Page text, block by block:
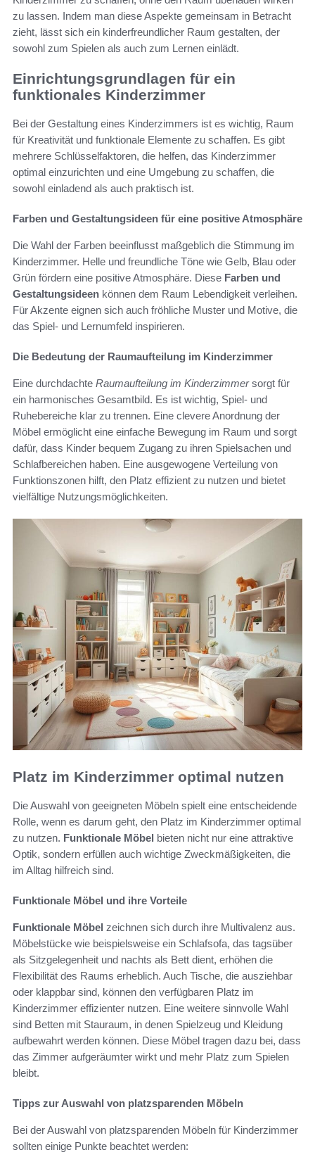
zu lassen. Indem man diese Aspekte gemeinsam in Betracht
zieht, lässt sich ein kinderfreundlicher Raum gestalten, der
sowohl zum Spielen als auch zum Lernen einlädt.
Einrichtungsgrundlagen für ein
funktionales Kinderzimmer
Bei der Gestaltung eines Kinderzimmers ist es wichtig, Raum
für Kreativität und funktionale Elemente zu schaffen. Es gibt
mehrere Schlüsselfaktoren, die helfen, das Kinderzimmer
optimal einzurichten und eine Umgebung zu schaffen, die
sowohl einladend als auch praktisch ist.
Farben und Gestaltungsideen für eine positive Atmosphäre
Die Wahl der Farben beeinflusst maßgeblich die Stimmung im
Kinderzimmer. Helle und freundliche Töne wie Gelb, Blau oder
Grün fördern eine positive Atmosphäre. Diese Farben und
Gestaltungsideen können dem Raum Lebendigkeit verleihen.
Für Akzente eignen sich auch fröhliche Muster und Motive, die
das Spiel- und Lernumfeld inspirieren.
Die Bedeutung der Raumaufteilung im Kinderzimmer
Eine durchdachte Raumaufteilung im Kinderzimmersorgt für
ein harmonisches Gesamtbild. Es ist wichtig, Spiel- und
Ruhebereiche klar zu trennen. Eine clevere Anordnung der
Möbel ermöglicht eine einfache Bewegung im Raum und sorgt
dafür, dass Kinder bequem Zugang zu ihren Spielsachen und
Schlafbereichen haben. Eine ausgewogene Verteilung von
Funktionszonen hilft, den Platz effizient zu nutzen und bietet
vielfältige Nutzungsmöglichkeiten.
Platz im Kinderzimmer optimal nutzen
Die Auswahl von geeigneten Möbeln spielt eine entscheidende
Rolle, wenn es darum geht, den Platz im Kinderzimmer optimal
zu nutzen. Funktionale Möbel bieten nicht nur eine attraktive
Optik, sondern erfüllen auch wichtige Zweckmäßigkeiten, die
im Alltag hilfreich sind.
Funktionale Möbel und ihre Vorteile
Funktionale Möbel zeichnen sich durch ihre Multivalenz aus.
Möbelstücke wie beispielsweise ein Schlafsofa, das tagsüber
als Sitzgelegenheit und nachts als Bett dient, erhöhen die
Flexibilität des Raums erheblich. Auch Tische, die ausziehbar
oder klappbar sind, können den verfügbaren Platz im
Kinderzimmer effizienter nutzen. Eine weitere sinnvolle Wahl
sind Betten mit Stauraum, in denen Spielzeug und Kleidung
aufbewahrt werden können. Diese Möbel tragen dazu bei, dass
das Zimmer aufgeräumter wirkt und mehr Platz zum Spielen
bleibt.
Tipps zur Auswahl von platzsparenden Möbeln
Bei der Auswahl von platzsparenden Möbeln für Kinderzimmer
sollten einige Punkte beachtet werden: